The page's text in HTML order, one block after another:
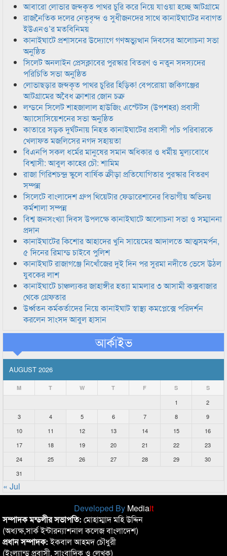
আবারো লোভার জব্দকৃত পাথর চুরি করে নিয়ে যাওয়া হচ্ছে আটগ্রামে
রাজনৈতিক দলের নেতৃবৃন্দ ও সুধীজনদের সাথে কানাইঘাটের নবাগত
ইউএনও’র মতবিনিময়
কানাইঘাটে প্রশাসনের উদ্যোগে গণঅভ্যুত্থান দিবসের আলোচনা সভা
অনুষ্ঠিত
সিলেট অনলাইন প্রেসক্লাবের পুরস্কার বিতরণ ও নতুন সদস্যদের
পরিচিতি সভা অনুষ্ঠিত
লোভাছড়ার জব্দকৃত পাথর চুরির হিড়িক! বেপরোয়া জকিগঞ্জের
আটগ্রামের অবৈধ ক্রাশার জোন চক্র
লন্ডনে সিলেট শাহজালাল হাউজিং এস্টেটস (উপশহর) প্রবাসী
অ্যাসোসিয়েশনের সভা অনুষ্ঠিত
কাতারে সড়ক দুর্ঘটনায় নিহত কানাইঘাটের প্রবাসী পাঁচ পরিবারকে
খেলাফত মজলিসের নগদ সহায়তা
বিএনপি সকল ধর্মের মানুষের সমান অধিকার ও ধর্মীয় মুল্যবোধে
বিশ্বাসী: আবুল কাহের চৌ: শামিম
রাজা গিরিশচন্দ্র স্কুলে বার্ষিক ক্রীড়া প্রতিযোগিতার পুরস্কার বিতরণ
সম্পন্ন
সিলেটে বাংলাদেশ গ্রুপ থিয়েটার ফেডারেশানের বিভাগীয় অভিনয়
কর্মশালা সম্পন্ন
বিশ্ব জনসংখ্যা দিবস উপলক্ষে কানাইঘাটে আলোচনা সভা ও সম্মাননা
প্রদান
কানাইঘাটের কিশোর আহাদের খুনি সায়েমের আদালতে আত্মসমর্পন,
৫ দিনের রিমান্ড চাইবে পুলিশ
কানাইঘাট রাজাগঞ্জে নিখোঁজের দুই দিন পর সুরমা নদীতে ভেসে উঠল
যুবকের লাশ
কানাইঘাটে চাঞ্চল্যকর জাহাঙ্গীর হত্যা মামলার ৩ আসামী কক্সবাজার
থেকে গ্রেফতার
উর্ধ্বতন কর্মকর্তাদের নিয়ে কানাইঘাট স্বাস্থ্য কমপ্লেক্সে পরিদর্শন
করলেন সাংসদ আবুল হাসান
আর্কাইভ
AUGUST 2026
M T W T F S S
1
2
3
4 5 6 7 8
9
10
11 12 13 14 15
16
17
18 19 20 21 22
23
24
25 26 27 28 29
30
31
« Jul
Developed By Mediait
সম্পাদক মন্ডলীর সভাপতি: মোহাম্মাদ মহি উদ্দিন
(অধ্যক্ষ,সার্ক ইন্টারন্যাশনাল কলেজ বাংলাদেশ)
প্রধান সম্পাদক:ইকবাল আহমদ চৌধুরী
(ইংল্যান্ড প্রবাসী, সাংবাদিক ও লেখক)